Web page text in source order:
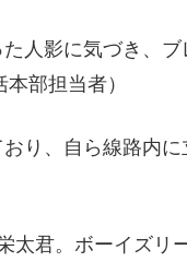
人影に気づき、
部担当者）
り、自ら線路内
太君。ボーイズリ